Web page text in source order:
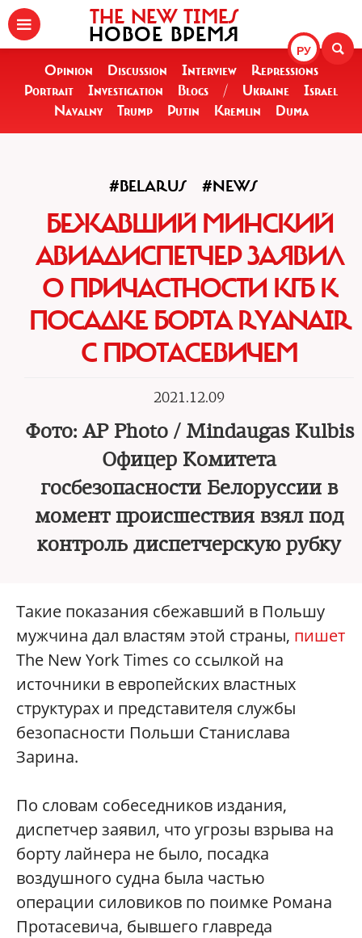
РУ
THE NEW TIMES
НОВОЕ ВРЕМЯ
Opinion Discussion Interview
Repressions
Portrait
Investigation Blogs / Ukraine
Israel
Navalny
Trump Putin Kremlin Duma
#BELARUS #NEWS
БЕЖАВШИЙ МИНСКИЙ
АВИАДИСПЕТЧЕР ЗАЯВИЛ
О ПРИЧАСТНОСТИ КГБ К
ПОСАДКЕ БОРТА RYANAIR
С ПРОТАСЕВИЧЕМ
2021.12.09
Фото: AP Photo / Mindaugas Kulbis
Офицер Комитета
госбезопасности Белоруссии в
момент происшествия взял под
контроль диспетчерскую рубку
Такие показания сбежавший в Польшу
мужчина дал властям этой страны, пишет
The New York Times со ссылкой на
источники в европейских властных
структурах и представителя службы
безопасности Польши Станислава
Зарина.
По словам собеседников издания,
диспетчер заявил, что угрозы взрыва на
борту лайнера не было, посадка
воздушного судна была частью
операции силовиков по поимке Романа
Протасевича, бывшего главреда